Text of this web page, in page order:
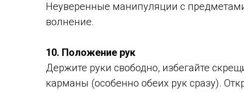
Неуверенные манипуляции с
волнение.
10. Положение рук
Держите руки свободно, избегайте
карманы (особенно обеих рук сразу).